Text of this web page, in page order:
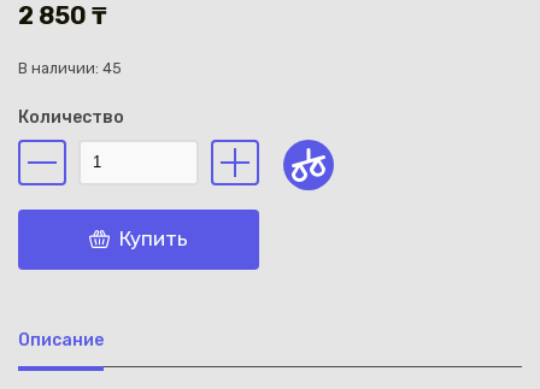
2 850 ₸
В наличии: 45
Количество
Купить
Описание